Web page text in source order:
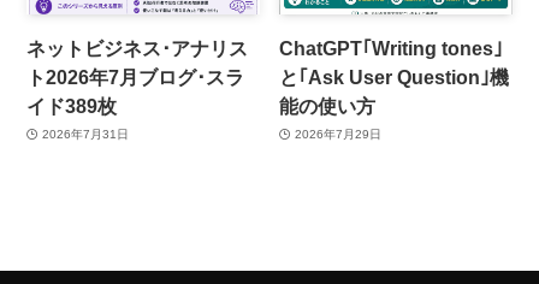
ネットビジネス･アナリス
ト2026年7月ブログ･スラ
イド389枚
2026年7月31日
ChatGPT｢Writing tones｣
と｢Ask User Question｣機
能の使い方
2026年7月29日